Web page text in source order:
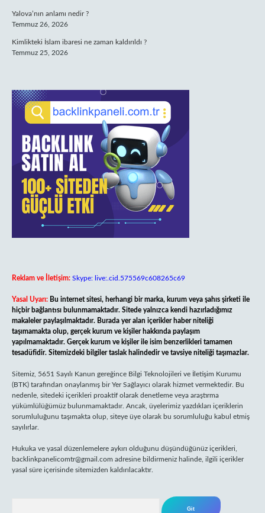
Yalova’nın anlamı nedir ?
Temmuz 26, 2026
Kimlikteki İslam ibaresi ne zaman kaldırıldı ?
Temmuz 25, 2026
Reklam ve İletişim: Skype: live:.cid.575569c608265c69
Yasal Uyarı: Bu internet sitesi, herhangi bir marka, kurum veya şahıs şirketi ile
hiçbir bağlantısı bulunmamaktadır. Sitede yalnızca kendi hazırladığımız
makaleler paylaşılmaktadır. Burada yer alan içerikler haber niteliği
taşımamakta olup, gerçek kurum ve kişiler hakkında paylaşım
yapılmamaktadır. Gerçek kurum ve kişiler ile isim benzerlikleri tamamen
tesadüfidir. Sitemizdeki bilgiler taslak halindedir ve tavsiye niteliği taşımazlar.
Sitemiz, 5651 Sayılı Kanun gereğince Bilgi Teknolojileri ve İletişim Kurumu
(BTK) tarafından onaylanmış bir Yer Sağlayıcı olarak hizmet vermektedir. Bu
nedenle, sitedeki içerikleri proaktif olarak denetleme veya araştırma
yükümlülüğümüz bulunmamaktadır. Ancak, üyelerimiz yazdıkları içeriklerin
sorumluluğunu taşımakta olup, siteye üye olarak bu sorumluluğu kabul etmiş
sayılırlar.
Hukuka ve yasal düzenlemelere aykırı olduğunu düşündüğünüz içerikleri,
backlinkpanelicomtr@gmail.com adresine bildirmeniz halinde, ilgili içerikler
yasal süre içerisinde sitemizden kaldırılacaktır.